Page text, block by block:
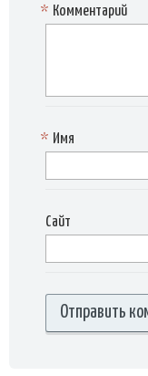
Комментарий
*
Имя
*
Сайт